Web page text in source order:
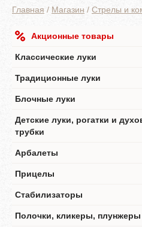
Главная / Магазин / Стрелы и
Акционные товары
Классические луки
Традиционные луки
Блочные луки
Детские луки, рогатки и
трубки
Арбалеты
Прицелы
Стабилизаторы
Полочки, кликеры, плунжеры